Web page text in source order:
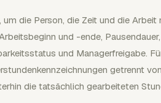
die Person, die Zeit und die Arbeit
und -ende,
und Managerfreigabe.
getrennt
die tatsächlich gearbeiteten